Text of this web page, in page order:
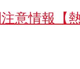
意情報【